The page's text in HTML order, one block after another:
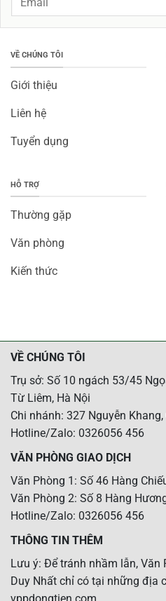
VỀ CHÚNG TÔI
Giới thiệu
Liên hệ
Tuyển dụng
HỖ TRỢ
Thường gặp
Văn phòng
Kiến thức
VỀ CHÚNG TÔI
Trụ sở: Số 10 ngách 53/45
Từ Liêm, Hà Nội
Chi nhánh: 327 Nguyễn Khang,
Hotline/Zalo: 0326056 456
VĂN PHÒNG GIAO DỊCH
Văn Phòng 1: Số 46 Hàng
Văn Phòng 2: Số 8 Hàng
Hotline/Zalo: 0326056 456
THÔNG TIN THÊM
Lưu ý: Để tránh nhầm lẫn, Văn
Duy Nhất chỉ có tại những địa